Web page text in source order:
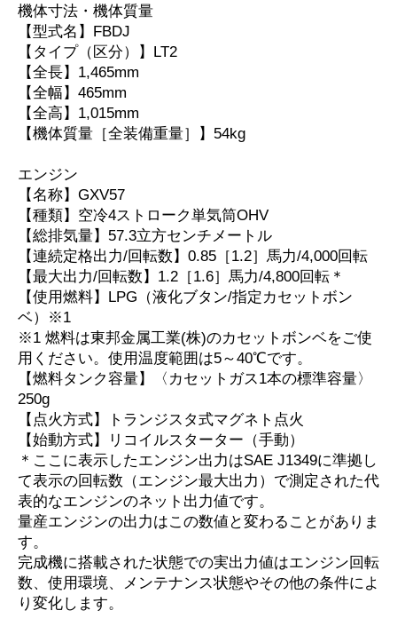
機体寸法・機体質量
【型式名】FBDJ
【タイプ（区分）】LT2
【全長】1,465mm
【全幅】465mm
【全高】1,015mm
【機体質量［全装備重量］】54kg
エンジン
【名称】GXV57
【種類】空冷4ストローク単気筒OHV
【総排気量】57.3立方センチメートル
【連続定格出力/回転数】0.85［1.2］馬力/4,000回転
【最大出力/回転数】1.2［1.6］馬力/4,800回転＊
【使用燃料】LPG（液化ブタン/指定カセットボン
ベ）※1
※1 燃料は東邦金属工業(株)のカセットボンベをご使
用ください。使用温度範囲は5～40℃です。
【燃料タンク容量】〈カセットガス1本の標準容量〉
250g
【点火方式】トランジスタ式マグネト点火
【始動方式】リコイルスターター（手動）
＊ここに表示したエンジン出力はSAE J1349に準拠し
て表示の回転数（エンジン最大出力）で測定された代
表的なエンジンのネット出力値です。
量産エンジンの出力はこの数値と変わることがありま
す。
完成機に搭載された状態での実出力値はエンジン回転
数、使用環境、メンテナンス状態やその他の条件によ
り変化します。